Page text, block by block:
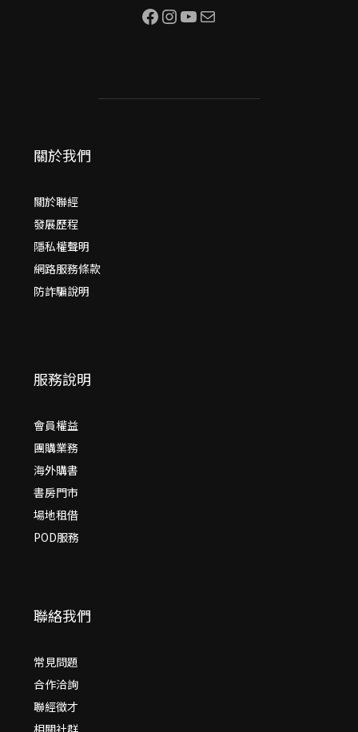
Facebook InstagramYouTube 電子郵件
關於我們
關於聯經
發展歷程
隱私權聲明
網路服務條款
防詐騙說明
服務說明
會員權益
團購業務
海外購書
書房門市
場地租借
POD服務
聯絡我們
常見問題
合作洽詢
聯經徵才